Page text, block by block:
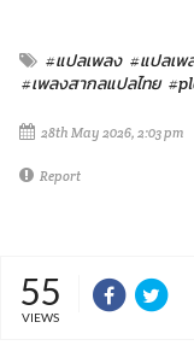
#แปลเพลง #แปลเพ
#เพลงสากลแปลไทย
28th May 2026, 2:03 pm
Report
55
VIEWS